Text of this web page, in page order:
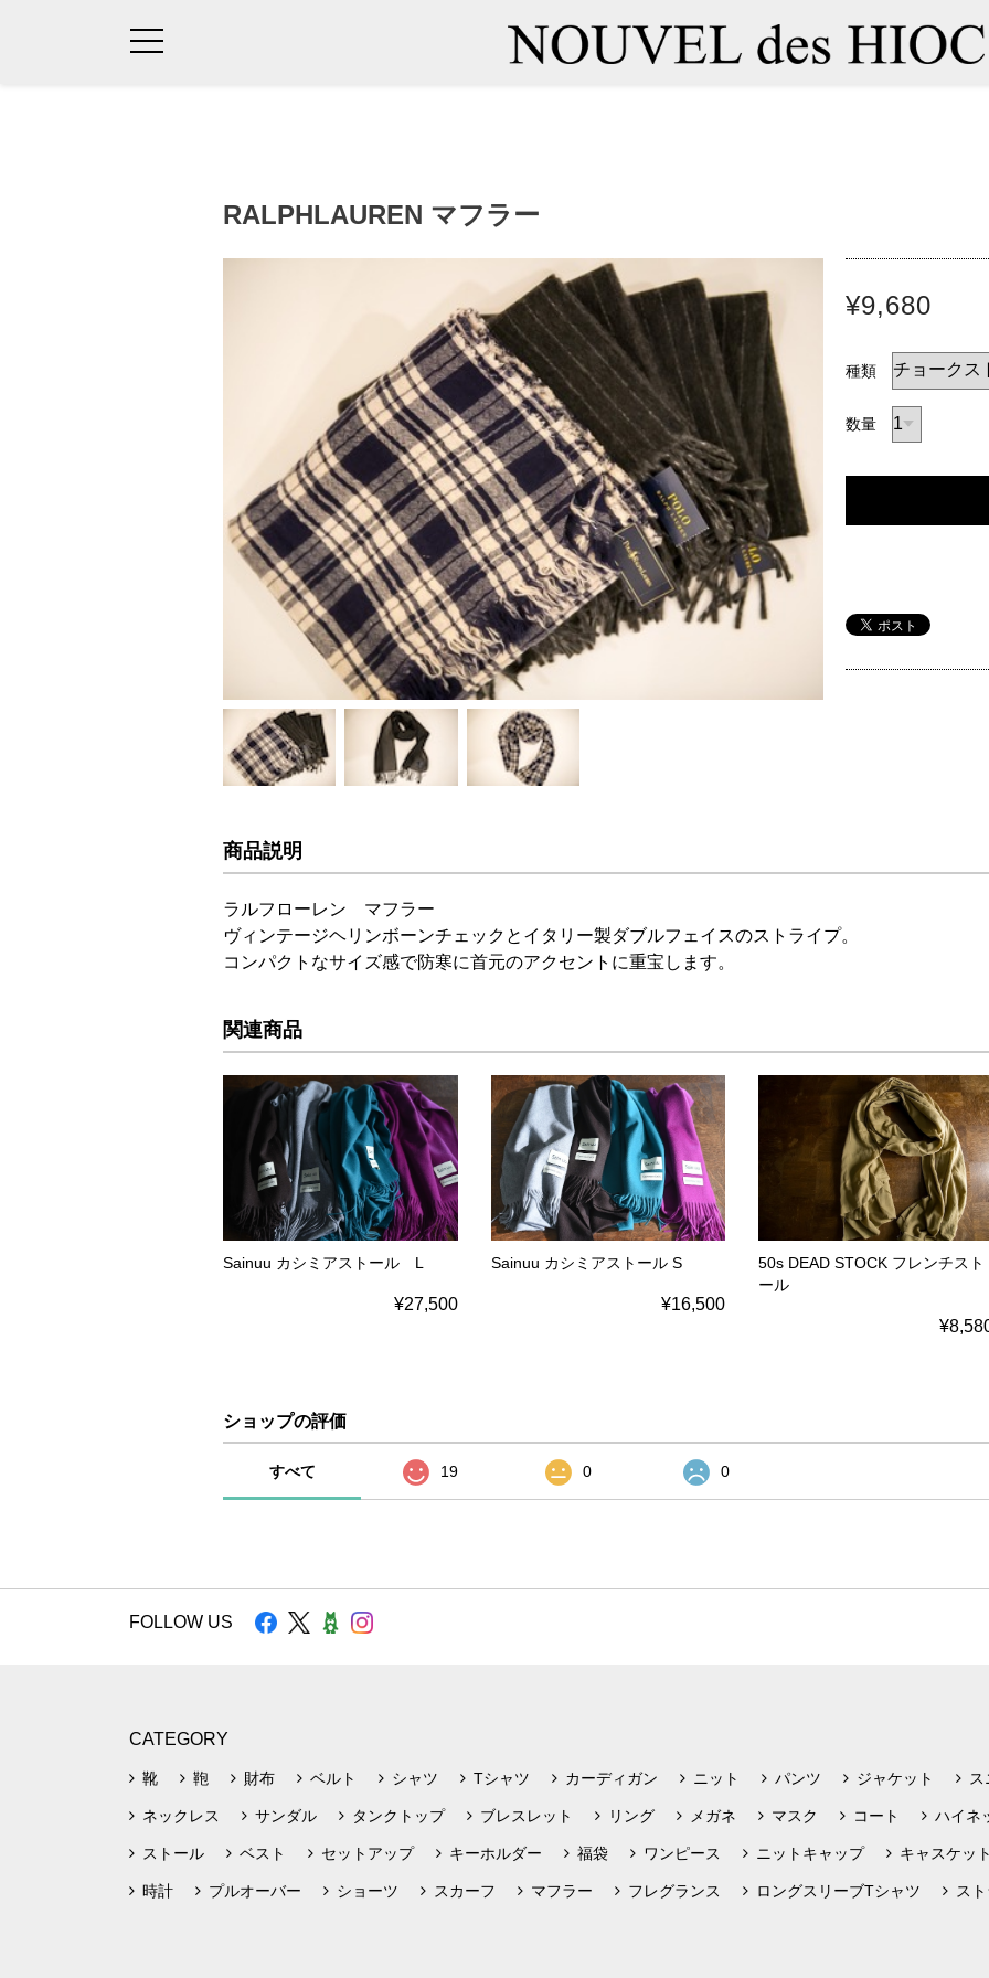
RALPHLAUREN マフラー
¥9,680
種類
数量
商品説明
ラルフローレン マフラー
ヴィンテージヘリンボーンチェックとイタリー製ダブルフェイスのストライプ。
コンパクトなサイズ感で防寒に首元のアクセントに重宝します。
関連商品
Sainuu カシミアストール L
¥27,500
Sainuu カシミアストール S
¥16,500
50s DEAD STOCK フレンチスト
ール
ショップの評価
すべて 19 0 0
FOLLOW US
CATEGORY
靴 鞄 財布 ベルト シャツ Tシャツ カーディガン ニット パンツ ジャケット
ネックレス サンダル タンクトップ ブレスレット リング メガネ マスク コート ハイネ
ストール ベスト セットアップ キーホルダー 福袋 ワンピース ニットキャップ キャスケッ
時計 プルオーバー ショーツ スカーフ マフラー フレグランス ロングスリーブTシャツ ス